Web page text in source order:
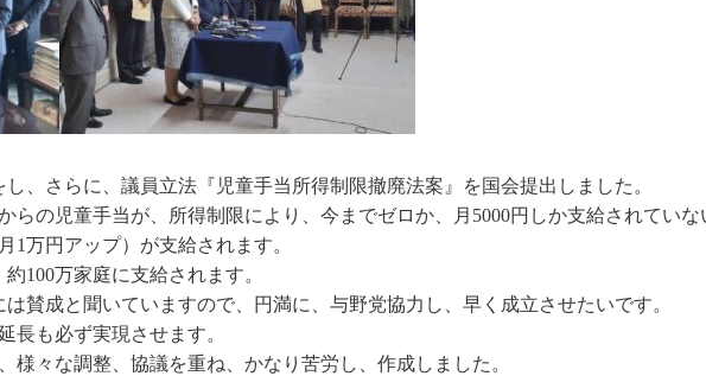
、さらに、議員立法『児童手当所得制限撤廃法案』を国会提出しました。
らの児童手当が、所得制限により、今までゼロか、月5000円しか支給されていな
1万円アップ）が支給されます。
100万家庭に支給されます。
賛成と聞いていますので、円満に、与野党協力し、早く成立させたいです。
長も必ず実現させます。
様々な調整、協議を重ね、かなり苦労し、作成しました。